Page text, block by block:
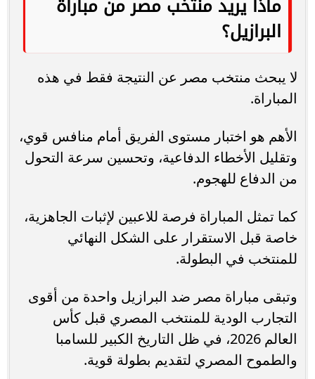
البرازيل؟
لا يبحث منتخب مصر عن النتيجة فقط في هذه
المباراة.
الأهم هو اختبار مستوى الفريق أمام منافس قوي،
وتقليل الأخطاء الدفاعية، وتحسين سرعة التحول
من الدفاع للهجوم.
كما تمثل المباراة فرصة للاعبين لإثبات الجاهزية،
خاصة قبل الاستقرار على الشكل النهائي
للمنتخب في البطولة.
وتبقى مباراة مصر ضد البرازيل واحدة من أقوى
التجارب الودية للمنتخب المصري قبل كأس
العالم 2026، في ظل التاريخ الكبير للسامبا
والطموح المصري لتقديم بطولة قوية.